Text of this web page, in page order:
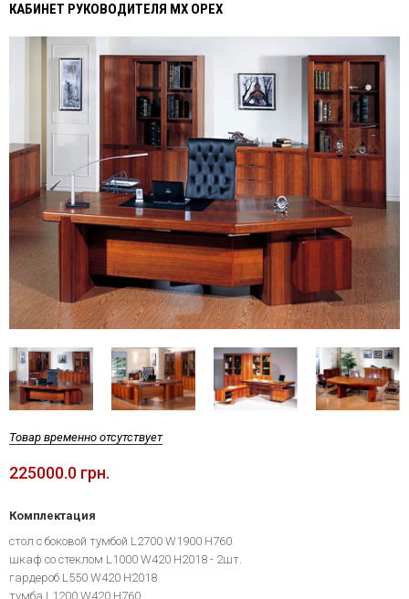
КАБИНЕТ РУКОВОДИТЕЛЯ МХ ОРЕХ
Товар временно отсутствует
225000.0 грн.
Комплектация
стол с боковой тумбой L2700 W1900 H760
шкаф со стеклом L1000 W420 H2018 - 2шт.
гардероб L550 W420 H2018
тумба L1200 W420 H760.